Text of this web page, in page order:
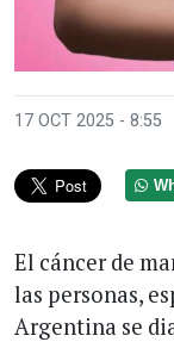
17 OCT 2025 - 8:55
El cáncer de
las personas,
Argentina se